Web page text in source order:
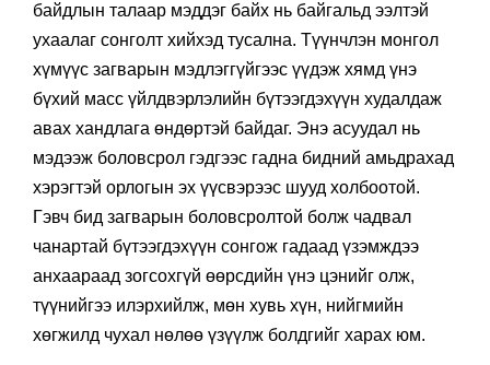
байдлын талаар мэддэг байх нь байгальд ээлтэй
ухаалаг сонголт хийхэд тусална. Түүнчлэн монгол
хүмүүс загварын мэдлэггүйгээс үүдэж хямд үнэ
бүхий масс үйлдвэрлэлийн бүтээгдэхүүн худалдаж
авах хандлага өндөртэй байдаг. Энэ асуудал нь
мэдээж боловсрол гэдгээс гадна бидний амьдрахад
хэрэгтэй орлогын эх үүсвэрээс шууд холбоотой.
Гэвч бид загварын боловсролтой болж чадвал
чанартай бүтээгдэхүүн сонгож гадаад үзэмждээ
анхаараад зогсохгүй өөрсдийн үнэ цэнийг олж,
түүнийгээ илэрхийлж, мөн хувь хүн, нийгмийн
хөгжилд чухал нөлөө үзүүлж болдгийг харах юм.